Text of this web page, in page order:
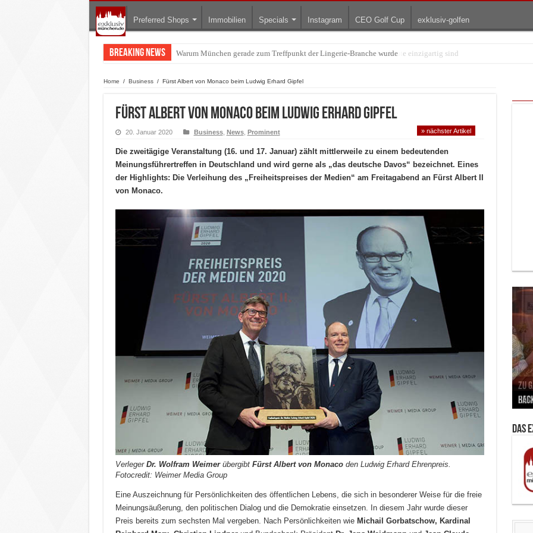
Preferred Shops Immobilien Specials Instagram CEO Golf Cup exklusiv-golfen
Breaking News BMW Art Cars in München: Warum die rollenden Kunstwerke bis heute einzigartig sind
Home / Business / Fürst Albert von Monaco beim Ludwig Erhard Gipfel
Fürst Albert von Monaco beim Ludwig Erhard Gipfel
20. Januar 2020 Business, News, Prominent » nächster Artikel
Die zweitägige Veranstaltung (16. und 17. Januar) zählt mittlerweile zu einem bedeutenden
Meinungsführertreffen in Deutschland und wird gerne als „das deutsche Davos“ bezeichnet. Eines
der Highlights: Die Verleihung des „Freiheitspreises der Medien“ am Freitagabend an Fürst Albert II
von Monaco.
Verleger Dr. Wolfram Weimer übergibt Fürst Albert von Monacoden Ludwig Erhard Ehrenpreis.
Fotocredit: Weimer Media Group
Eine Auszeichnung für Persönlichkeiten des öffentlichen Lebens, die sich in besonderer Weise für die freie
Meinungsäußerung, den politischen Dialog und die Demokratie einsetzen. In diesem Jahr wurde dieser
Preis bereits zum sechsten Mal vergeben. Nach Persönlichkeiten wie Michail Gorbatschow, Kardinal
Zu
Das